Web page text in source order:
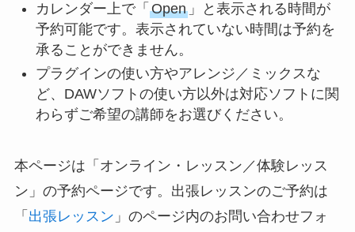
カレンダー上で「 Open」と表示される時間が
予約可能です。表示されていない時間は予約を
承ることができません。
プラグインの使い方やアレンジ／ミックスな
ど、DAWソフトの使い方以外は対応ソフトに関
わらずご希望の講師をお選びください。
本ページは「オンライン・レッスン／体験レッス
ン」の予約ページです。出張レッスンのご予約は
「 出張レッスン 」のページ内のお問い合わせフォ